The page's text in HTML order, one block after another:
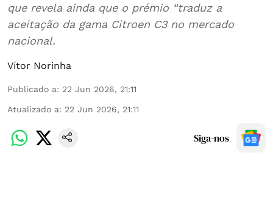
que revela ainda que o prémio “traduz a
aceitação da gama Citroen C3 no mercado
nacional.
Vítor Norinha
Publicado a: 22 Jun 2026, 21:11
Atualizado a: 22 Jun 2026, 21:11
Siga-nos